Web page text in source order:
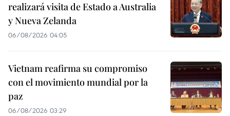
realizará visita de Estado a Australia
y Nueva Zelanda
06/08/2026 04:05
Vietnam reafirma su compromiso
con el movimiento mundial por la
paz
06/08/2026 03:29